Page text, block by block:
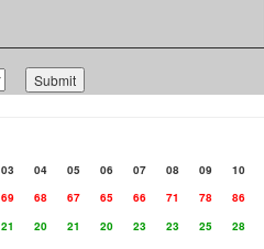
03 04 05 06 07 08 09 10
69 68 67 65 66 71 78 86
21 20 21 20 23 23 25 28